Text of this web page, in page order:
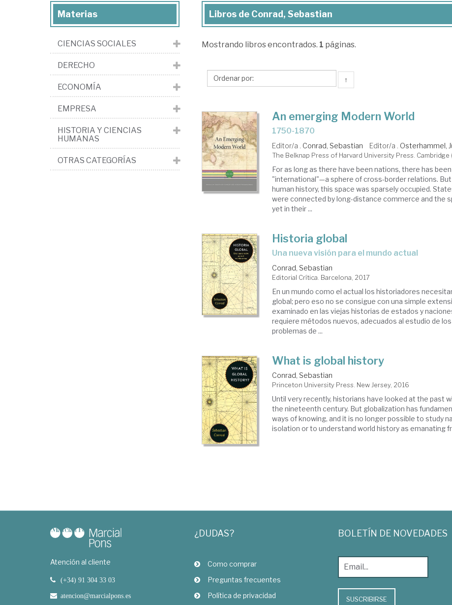
Libros
Conrad,
Libros de Conrad, Sebastian
Mostrando libros encontrados. 1 páginas.
↑
An emerging Modern World
1750-1870
Editor/a . Conrad, Sebastian Editor/a . Osterhammel,
The Belknap Press of Harvard University Press. Cambridge
For as long as there have been nations, there has been
"international"—a sphere of cross-border relations.
human history, this space was sparsely occupied.
were connected by long-distance commerce and the
yet in their ...
Historia global
una nueva visión para el mundo actual
Conrad, Sebastian
Editorial Crítica. Barcelona, 2017
En un mundo como el actual los historiadores
global; pero eso no se consigue con una simple
examinado en las viejas historias de estados y
requiere métodos nuevos, adecuados al estudio de
problemas de ...
What is global history
Conrad, Sebastian
Princeton University Press. New Jersey, 2016
Until very recently, historians have looked at the past
the nineteenth century. But globalization has
ways of knowing, and it is no longer possible to study
isolation or to understand world history as emanating
Materias
CIENCIAS SOCIALES
DERECHO
ECONOMÍA
EMPRESA
HISTORIA Y CIENCIAS
HUMANAS
OTRAS CATEGORÍAS
Atención al cliente
(+34) 91 304 33 03
atencion@marcialpons.es
¿DUDAS?
Como comprar
Preguntas frecuentes
Política de privacidad
BOLETÍN DE NOVEDADES
SUSCRIBIRSE